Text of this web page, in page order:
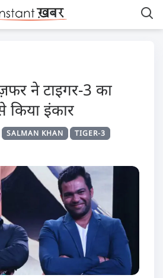
ने टाइगर-3 का
किया इंकार
SALMAN KHAN
TIGER-3